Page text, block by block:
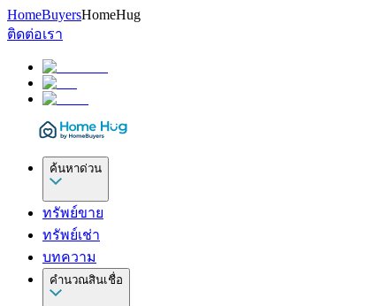
HomeBuyersHomeHug
ติดต่อเรา
ค้นหาด่วน
ทรัพย์ขาย
ทรัพย์เช่า
บทความ
คำนวณสินเชื่อ